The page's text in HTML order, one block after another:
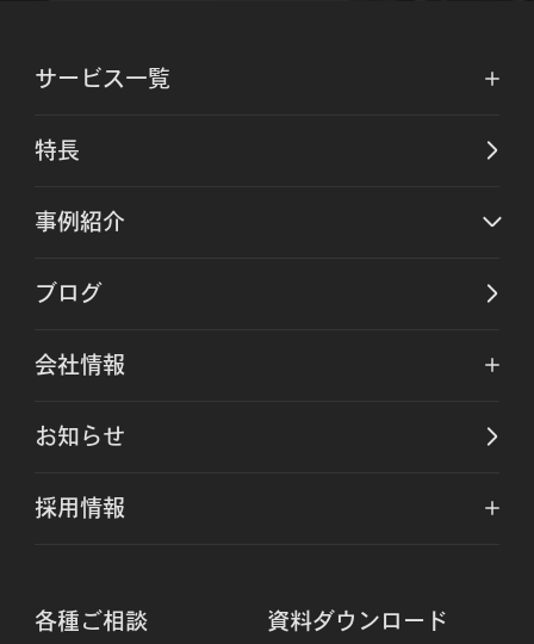
サービス一覧
特長
事例紹介
ブログ
会社情報
お知らせ
採用情報
各種ご相談 資料ダウンロード